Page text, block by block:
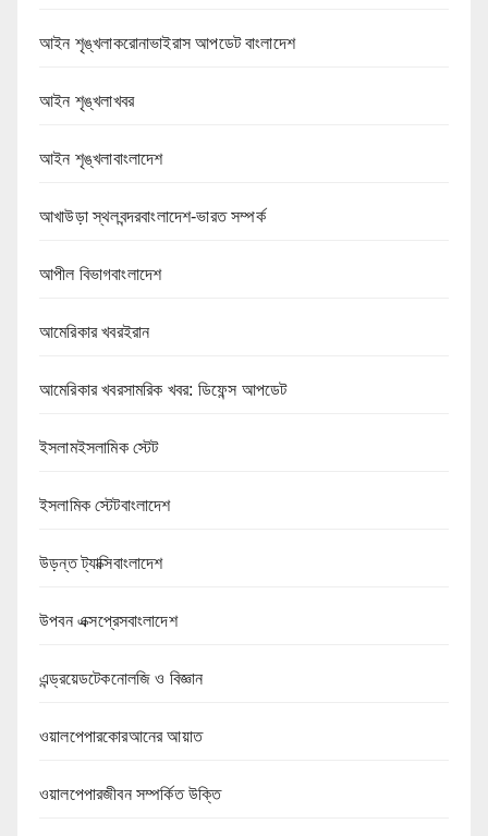
আইন শৃঙ্খলাকরোনাভাইরাস আপডেট বাংলাদেশ
আইন শৃঙ্খলাখবর
আইন শৃঙ্খলাবাংলাদেশ
আখাউড়া স্থলবন্দরবাংলাদেশ-ভারত সম্পর্ক
আপীল বিভাগবাংলাদেশ
আমেরিকার খবরইরান
আমেরিকার খবরসামরিক খবর: ডিফেন্স আপডেট
ইসলামইসলামিক স্টেট
ইসলামিক স্টেটবাংলাদেশ
উড়ন্ত ট্যাক্সিবাংলাদেশ
উপবন এক্সপ্রেসবাংলাদেশ
এন্ড্রয়েডটেকনোলজি ও বিজ্ঞান
ওয়ালপেপারকোরআনের আয়াত
ওয়ালপেপারজীবন সম্পর্কিত উক্তি